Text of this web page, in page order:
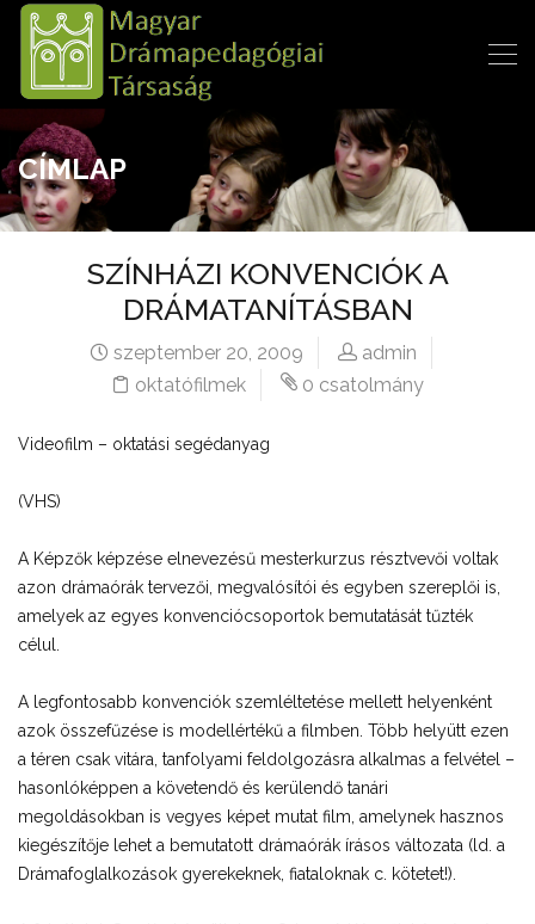
CÍMLAP
SZÍNHÁZI KONVENCIÓK A
DRÁMATANÍTÁSBAN
szeptember 20, 2009
admin
oktatófilmek
0 csatolmány
Videofilm – oktatási segédanyag
(VHS)
A Képzők képzése elnevezésű mesterkurzus résztvevői voltak
azon drámaórák tervezői, megvalósítói és egyben szereplői is,
amelyek az egyes konvenciócsoportok bemutatását tűzték
célul.
A legfontosabb konvenciók szemléltetése mellett helyenként
azok összefűzése is modellértékű a filmben. Több helyütt ezen
a téren csak vitára, tanfolyami feldolgozásra alkalmas a felvétel –
hasonlóképpen a követendő és kerülendő tanári
megoldásokban is vegyes képet mutat film, amelynek hasznos
kiegészítője lehet a bemutatott drámaórák írásos változata (ld. a
Drámafoglalkozások gyerekeknek, fiataloknak c. kötetet!).